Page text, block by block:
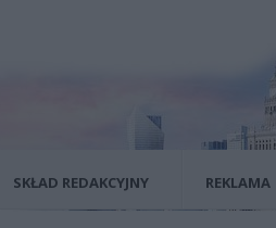
SKŁAD REDAKCYJNY REKLAMA